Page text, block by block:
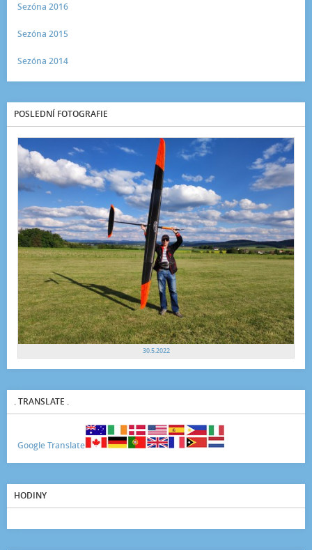
Sezóna 2016
Sezóna 2015
Sezóna 2014
POSLEDNÍ FOTOGRAFIE
30.5.2022
. TRANSLATE .
Google Translate
HODINY